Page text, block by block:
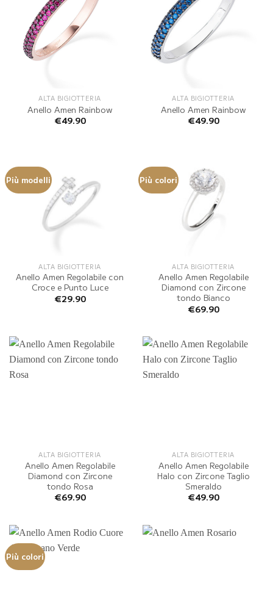
ALTA BIGIOTTERIA
Anello Amen Rainbow
€49.90
ALTA BIGIOTTERIA
Anello Amen Rainbow
€49.90
Più modelli
ALTA BIGIOTTERIA
Anello Amen Regolabile con
Croce e Punto Luce
€29.90
Più colori
ALTA BIGIOTTERIA
Anello Amen Regolabile
Diamond con Zircone
tondo Bianco
€69.90
ALTA BIGIOTTERIA
Anello Amen Regolabile
Diamond con Zircone
tondo Rosa
€69.90
ALTA BIGIOTTERIA
Anello Amen Regolabile
Halo con Zircone Taglio
Smeraldo
€49.90
Più colori